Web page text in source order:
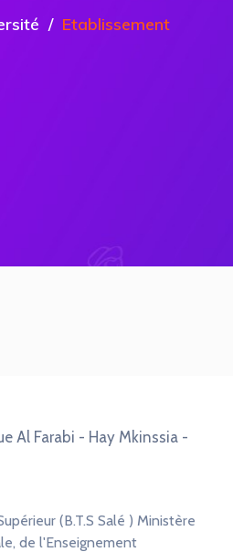
Etablissement
Al Farabi - Hay Mkinssia -
(B.T.S Salé ) Ministère
de l'Enseignement